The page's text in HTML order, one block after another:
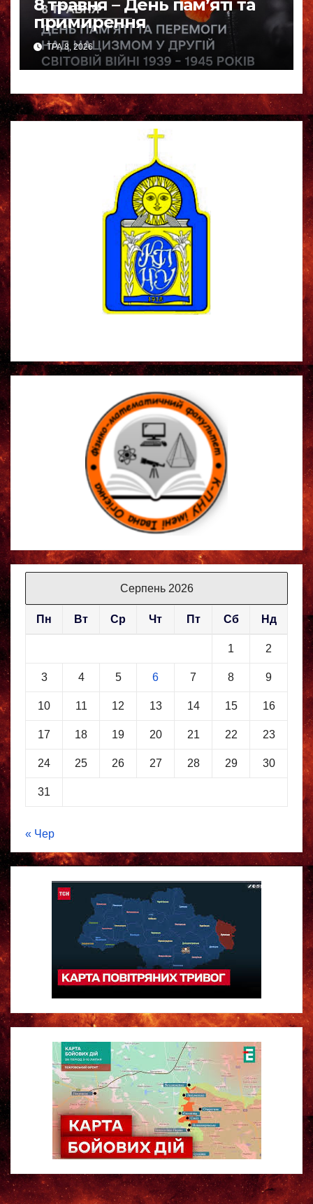
8 травня – День пам’яті та
примирення
ТРА 8, 2026
Серпень 2026
Пн Вт Ср Чт Пт Сб Нд
1 2
3 4 5 6 7 8 9
10 11 12 13 14 15 16
17 18 19 20 21 22 23
24 25 26 27 28 29 30
31
« Чер